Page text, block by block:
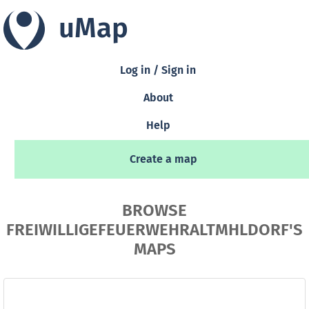
uMap
Log in / Sign in
About
Help
Create a map
BROWSE
FREIWILLIGEFEUERWEHRALTMHLDORF'S
MAPS